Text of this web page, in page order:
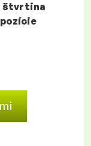
štvrtina